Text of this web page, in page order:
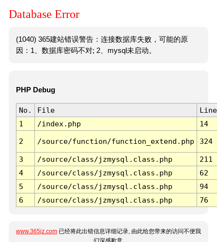
Database Error
(1040) 365建站错误警告：连接数据库失败，可能的原
因：1、数据库密码不对; 2、mysql未启动。
PHP Debug
No. File
Line
1
/index.php 14
2 /source/function/function_extend.php 324
3 /source/class/jzmysql.class.php
211
4
/source/class/jzmysql.class.php
62
5
/source/class/jzmysql.class.php
94
6
/source/class/jzmysql.class.php 76
www.365jz.com 已经将此出错信息详细记录, 由此给您带来的访问不便我